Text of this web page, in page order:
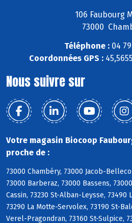
106 Faubourg
73000
Téléphone :04 79
Coordonnées GPS :
Nous suivre sur
Votre magasin Biocoop
proche de :
73000 Chambéry, 73000 Jacob-
73000 Barberaz, 73000 Bassens,
Cassin, 73230 St-Alban-Leysse, 73490
73290 La Motte-Servolex, 73190 St-
Verel-Pragondran, 73160 St-Sulpice,